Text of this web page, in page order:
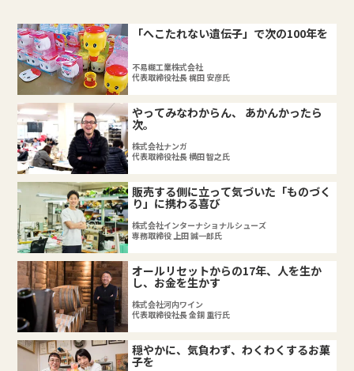
「へこたれない遺伝子」で次の100年を
不易糊工業株式会社
代表取締役社長 梶田 安彦氏
やってみなわからん、 あかんかったら
次。
株式会社ナンガ
代表取締役社長 横田 智之氏
販売する側に立って気づいた「ものづく
り」に携わる喜び
株式会社インターナショナルシューズ
専務取締役 上田 誠一郎氏
オールリセットからの17年、人を生か
し、お金を生かす
株式会社河内ワイン
代表取締役社長 金銅 重行氏
穏やかに、気負わず、わくわくするお菓
子を